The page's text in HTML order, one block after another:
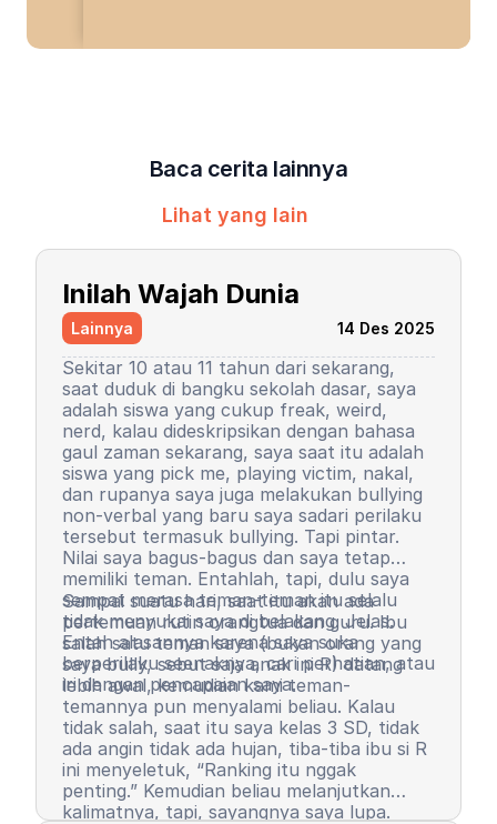
Baca cerita lainnya
Lihat yang lain
Inilah Wajah Dunia
Lainnya 14 Des 2025
Sekitar 10 atau 11 tahun dari sekarang,
saat duduk di bangku sekolah dasar, saya
adalah siswa yang cukup freak, weird,
nerd, kalau dideskripsikan dengan bahasa
gaul zaman sekarang, saya saat itu adalah
siswa yang pick me, playing victim, nakal,
dan rupanya saya juga melakukan bullying
non-verbal yang baru saya sadari perilaku
tersebut termasuk bullying. Tapi pintar.
Nilai saya bagus-bagus dan saya tetap
memiliki teman. Entahlah, tapi, dulu saya
sempat merasa teman-teman itu selalu
tidak menyukai saya di belakang. Jelas.
Entah alasannya karena saya suka
berperilaku seenaknya, cari perhatian, atau
iri dengan pencapaian saya.
Sampai suatu hari, saat itu akan ada
pertemuan rutin orangtua dan guru. Ibu
salah satu teman saya (bukan orang yang
saya bully, sebut saja anak ini R) datang
lebih awal, kemudian kami teman-
temannya pun menyalami beliau. Kalau
tidak salah, saat itu saya kelas 3 SD, tidak
ada angin tidak ada hujan, tiba-tiba ibu si R
ini menyeletuk, “Ranking itu nggak
penting.” Kemudian beliau melanjutkan
kalimatnya, tapi, sayangnya saya lupa.